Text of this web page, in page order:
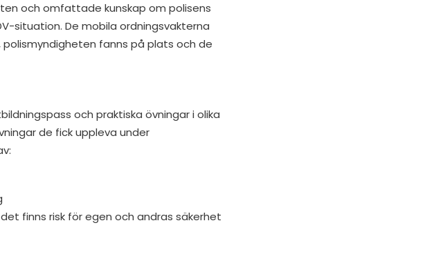
och omfattade kunskap om polisens
situation. De mobila ordningsvakterna
fanns på plats och de
och praktiska övningar i olika
de fick uppleva under
finns risk för egen och andras säkerhet